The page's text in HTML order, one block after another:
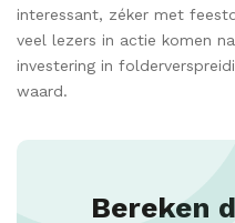
interessant, zéker met
veel lezers in actie komen
investering in
waard.
Bereken